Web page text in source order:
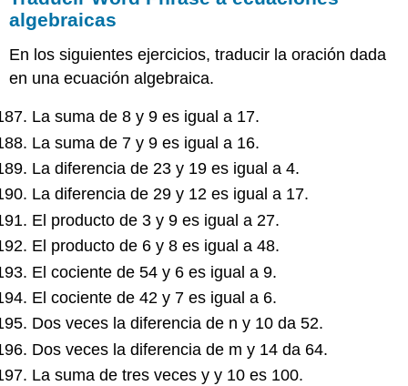
algebraicas
En los siguientes ejercicios, traducir la oración dada
en una ecuación algebraica.
La suma de 8 y 9 es igual a 17.
La suma de 7 y 9 es igual a 16.
La diferencia de 23 y 19 es igual a 4.
La diferencia de 29 y 12 es igual a 17.
El producto de 3 y 9 es igual a 27.
El producto de 6 y 8 es igual a 48.
El cociente de 54 y 6 es igual a 9.
El cociente de 42 y 7 es igual a 6.
Dos veces la diferencia de n y 10 da 52.
Dos veces la diferencia de m y 14 da 64.
La suma de tres veces y y 10 es 100.